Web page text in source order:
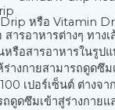
Drip หรือ Vitamin
ารอาหารต่างๆ ทาง
หรือสารอาหารในรูป
างกายสามารถดูดซึม
เปอร์เซ็นต์ ต่างจ
ถดูดซึมเข้าสู่ร่างกาย